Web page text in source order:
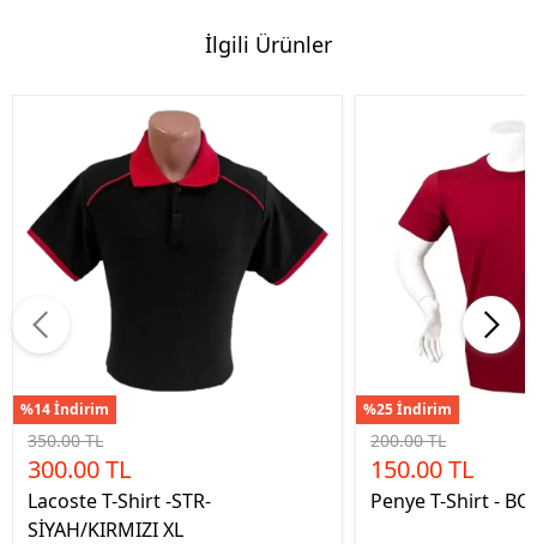
İlgili Ürünler
%14 İndirim
350.00 TL
300.00 TL
Lacoste T-Shirt -STR-
SİYAH/KIRMIZI XL
%25 İndirim
200.00 TL
150.00 TL
Penye T-Shirt -